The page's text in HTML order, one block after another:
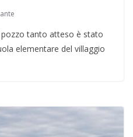
tanto atteso è stato
elementare del villaggio